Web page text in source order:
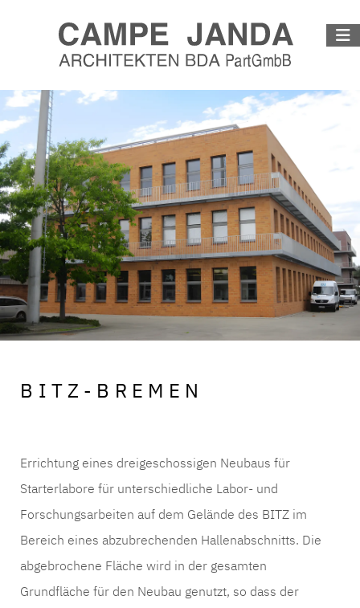
BITZ-BREMEN
Errichtung eines dreigeschossigen Neubaus für
Starterlabore für unterschiedliche Labor- und
Forschungsarbeiten auf dem Gelände des BITZ im
Bereich eines abzubrechenden Hallenabschnitts. Die
abgebrochene Fläche wird in der gesamten
Grundfläche für den Neubau genutzt, so dass der